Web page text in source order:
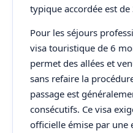
typique accordée est
Pour les séjours
visa touristique de 6
permet des allées et
sans refaire la
passage est
consécutifs. Ce visa
officielle émise par une